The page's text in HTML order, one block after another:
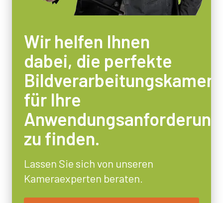
Wir helfen Ihnen
dabei, die perfekte
Bildverarbeitungskamera
für Ihre
zu finden.
Lassen Sie sich von unseren
Kameraexperten beraten.